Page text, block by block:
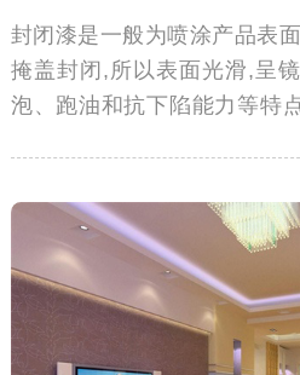
封闭漆是一般为喷涂产品表
掩盖封闭,所以表面光滑,呈
泡、跑油和抗下陷能力等特
以通过封闭漆消泡剂消除内泡